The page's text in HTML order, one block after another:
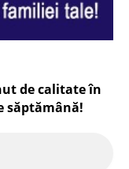
de calitate în
săptămână!